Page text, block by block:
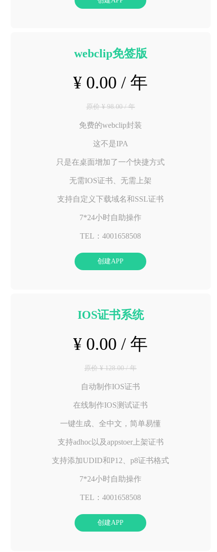
webclip免签版
¥ 0.00 / 年
原价 ¥ 98.00 / 年
免费的webclip封装
这不是IPA
只是在桌面增加了一个快捷方式
无需IOS证书、无需上架
支持自定义下载域名和SSL证书
7*24小时自助操作
TEL：4001658508
创建APP
IOS证书系统
¥ 0.00 / 年
原价 ¥ 128.00 / 年
自动制作IOS证书
在线制作IOS测试证书
一键生成、全中文，简单易懂
支持adhoc以及appstoer上架证书
支持添加UDID和P12、p8证书格式
7*24小时自助操作
TEL：4001658508
创建APP